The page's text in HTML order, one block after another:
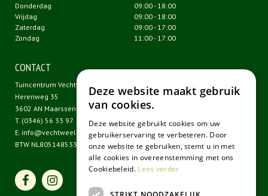
Donderdag
09:00 - 18:00
Vrijdag
09:00 - 18:00
Zaterdag
09:00 - 17:00
Zondag
11:00 - 17:00
CONTACT
Tuincentrum Vechtweelde
Herenweg 35
3602 AN Maarssen
T. (0346) 56 33 97
E. info@vechtweelde.nl
BTW NL805148533B01
Deze website maakt gebruik
van cookies.
Deze website gebruikt cookies om uw
gebruikerservaring te verbeteren. Door
onze website te gebruiken, stemt u in met
alle cookies in overeenstemming met ons
Cookiebeleid. Lees verder